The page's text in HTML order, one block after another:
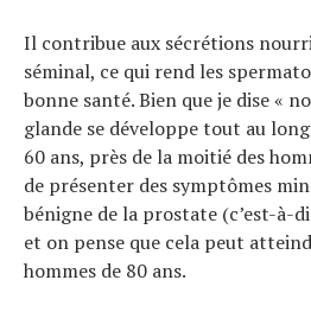
Il contribue aux sécrétions
séminal, ce qui rend les
bonne santé. Bien que je dise «
glande se développe tout au long
60 ans, près de la moitié des
de présenter des symptômes
bénigne de la prostate (c’est-à-
et on pense que cela peut
hommes de 80 ans.